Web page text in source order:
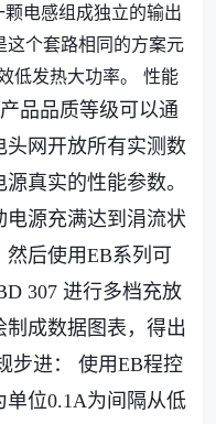
电感组成独立的输出
这个套路相同的方案元
低发热大功率。 性能
品质等级可以通
网开放所有实测数
真实的性能参数。
源充满达到涓流状
然后使用EB系列可
307 进行多档充放
制成数据图表，得出
步进： 使用EB程控
单位0.1A为间隔从低